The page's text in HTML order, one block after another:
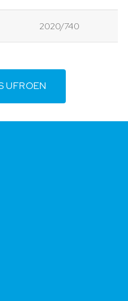
2020/740
UFROEN